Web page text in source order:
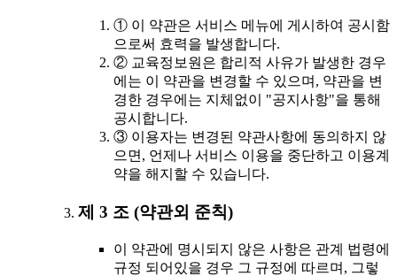
① 이 약관은 서비스 메뉴에 게시하여 공시함
으로써 효력을 발생합니다.
② 교육정보원은 합리적 사유가 발생한 경우
에는 이 약관을 변경할 수 있으며, 약관을 변
경한 경우에는 지체없이 "공지사항"을 통해
공시합니다.
③ 이용자는 변경된 약관사항에 동의하지 않
으면, 언제나 서비스 이용을 중단하고 이용계
약을 해지할 수 있습니다.
제 3 조 (약관외 준칙)
이 약관에 명시되지 않은 사항은 관계 법령에
규정 되어있을 경우 그 규정에 따르며, 그렇